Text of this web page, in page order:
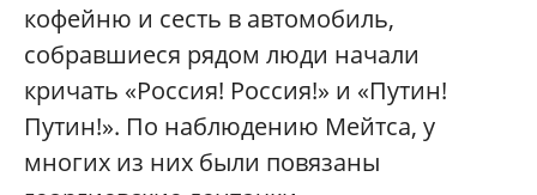
кофейню и сесть в автомобиль,
собравшиеся рядом люди начали
кричать «Россия! Россия!» и «Путин!
Путин!». По наблюдению Мейтса, у
многих из них были повязаны